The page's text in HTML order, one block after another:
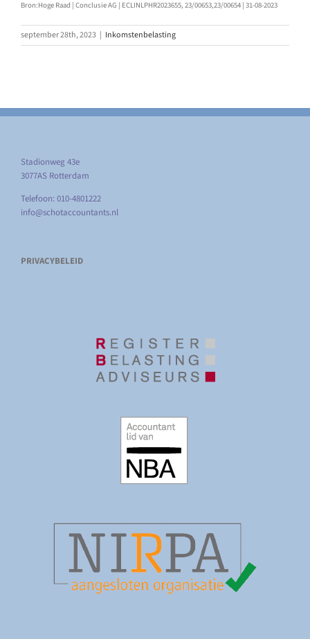
Bron:Hoge Raad | Conclusie AG | ECLINLPHR2023655, 23/00653,23/00654 | 31-08-2023
september 28th, 2023 | Inkomstenbelasting
Stadionweg 43e
3077AS Rotterdam
Telefoon: 010-4801222
info@schotaccountants.nl
PRIVACYBELEID